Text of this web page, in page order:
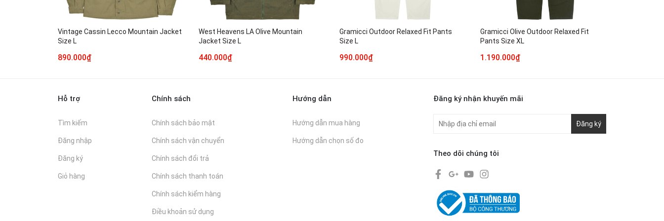
Vintage Cassin Lecco Mountain Jacket
Size L
890.000₫
West Heavens LA Olive Mountain
Jacket Size L
440.000₫
Gramicci Outdoor Relaxed Fit Pants
Size L
990.000₫
Gramicci Olive Outdoor Relaxed Fit
Pants Size XL
1.190.000₫
Hỗ trợ
Tìm kiếm
Đăng nhập
Đăng ký
Giỏ hàng
Chính sách
Chính sách bảo mật
Chính sách vận chuyển
Chính sách đổi trả
Chính sách thanh toán
Chính sách kiểm hàng
Điều khoản sử dụng
Hướng dẫn
Hướng dẫn mua hàng
Hướng dẫn chọn số đo
Đăng ký nhận khuyến mãi
Đăng ký
Theo dõi chúng tôi